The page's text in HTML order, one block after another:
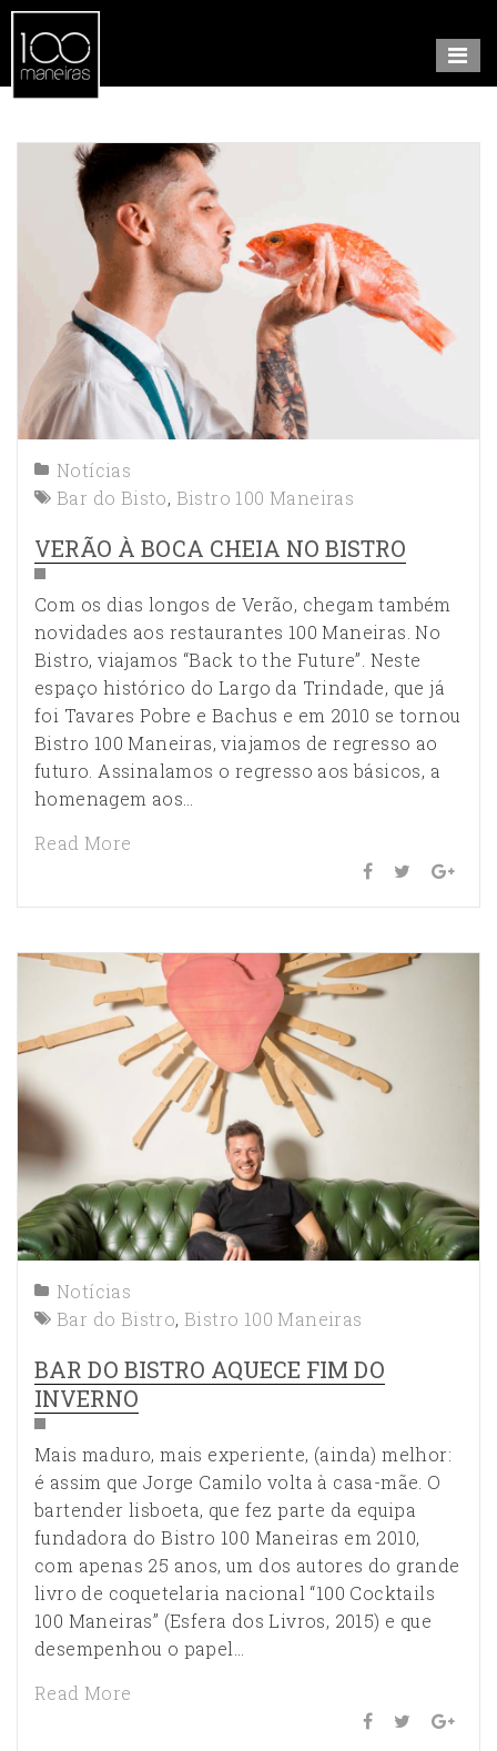
Notícias
Bar do Bisto, Bistro 100 Maneiras
VERÃO À BOCA CHEIA NO BISTRO
Com os dias longos de Verão, chegam também
novidades aos restaurantes 100 Maneiras. No
Bistro, viajamos “Back to the Future”. Neste
espaço histórico do Largo da Trindade, que já
foi Tavares Pobre e Bachus e em 2010 se tornou
Bistro 100 Maneiras, viajamos de regresso ao
futuro. Assinalamos o regresso aos básicos, a
homenagem aos…
Read More
Notícias
Bar do Bistro, Bistro 100 Maneiras
BAR DO BISTRO AQUECE FIM DO
INVERNO
​​Mais maduro, mais experiente, (ainda) melhor:
é assim que Jorge Camilo volta à casa-mãe. O
bartender lisboeta, que fez parte da equipa
fundadora do Bistro 100 Maneiras em 2010,
com apenas 25 anos, um dos autores do grande
livro de coquetelaria nacional “100 Cocktails
100 Maneiras” (Esfera dos Livros, 2015) e que
desempenhou o papel…
Read More